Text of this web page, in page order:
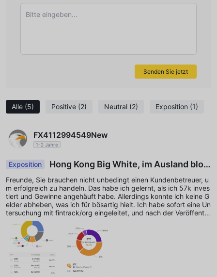
Alle (5) Positive (2) Neutral (2) Exposition (1)
FX4112994549New
1-2 Jahre
Exposition
Hong Kong Big White, im Ausland bloß
gestellt
Freunde, Sie brauchen nicht unbedingt einen Kundenbetreuer, u
m erfolgreich zu handeln. Das habe ich gelernt, als ich 57k inves
tiert und Gewinne angehäuft habe. Allerdings konnte ich keine G
elder abheben, was ich für bösartig hielt. Ich habe sofort eine Un
tersuchung mit fintrack/org eingeleitet, und nach der Veröffentlic
hung auf FX wurde mein Auszahlungszugang wiederhergestellt.
Bitte eingeben...
Senden Sie jetzt